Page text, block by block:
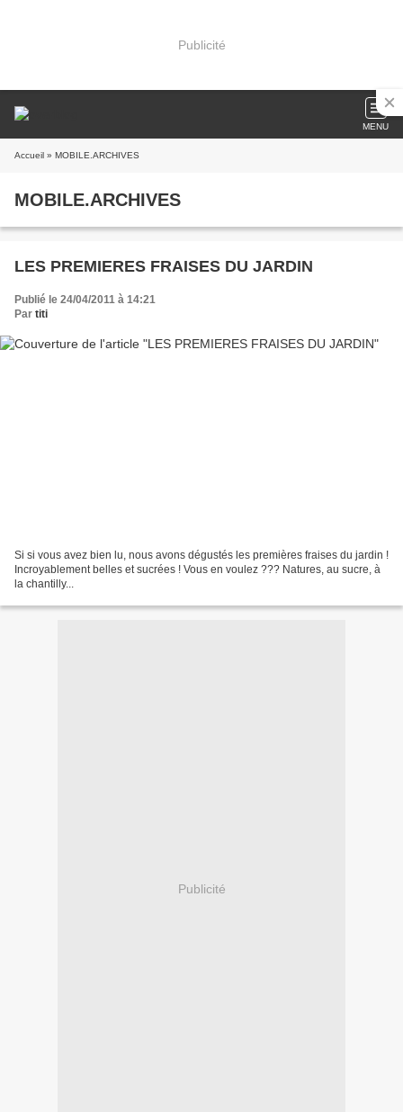
Publicité
MENU
Accueil » MOBILE.ARCHIVES
MOBILE.ARCHIVES
LES PREMIERES FRAISES DU JARDIN
Publié le 24/04/2011 à 14:21
Par titi
Si si vous avez bien lu, nous avons dégustés les premières fraises du jardin !
Incroyablement belles et sucrées ! Vous en voulez ??? Natures, au sucre, à
la chantilly...
Publicité